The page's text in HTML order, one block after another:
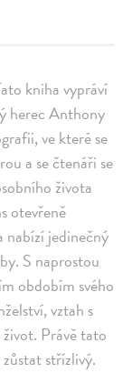
kniha vypráví
herec Anthony
ve které se
a se čtenáři se
života
otevřeně
nabízí jedinečný
S naprostou
obdobím svého
vztah s
Právě tato
střízlivý.